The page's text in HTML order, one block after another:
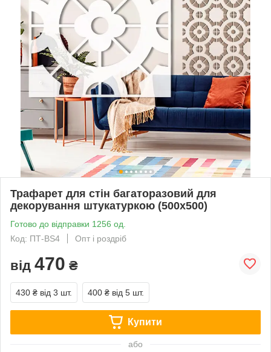
Трафарет для стін багаторазовий для
декорування штукатуркою (500х500)
Готово до відправки 1256 од.
Код: ПТ-BS4
Опт і роздріб
від 470 ₴
430 ₴ від 3 шт. 400 ₴ від 5 шт.
Купити
або